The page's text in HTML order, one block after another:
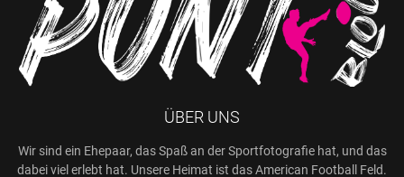
ÜBER UNS
Wir sind ein Ehepaar, das Spaß an der Sportfotografie hat, und das
dabei viel erlebt hat. Unsere Heimat ist das American Football Feld.